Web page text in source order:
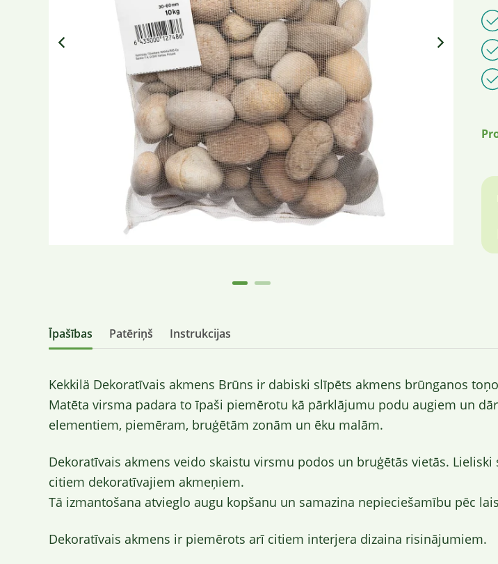
Īpašības Patēriņš Instrukcijas
Kekkilä Dekoratīvais akmens Brūns ir dabiski slīpēts akmens brūnganos
Matēta virsma padara to īpaši piemērotu kā pārklājumu podu augiem un
elementiem, piemēram, bruģētām zonām un ēku malām.
Dekoratīvais akmens veido skaistu virsmu podos un bruģētās vietās. Lieliski
citiem dekoratīvajiem akmeņiem.
Tā izmantošana atvieglo augu kopšanu un samazina nepieciešamību pēc
Dekoratīvais akmens ir piemērots arī citiem interjera dizaina risinājumiem.